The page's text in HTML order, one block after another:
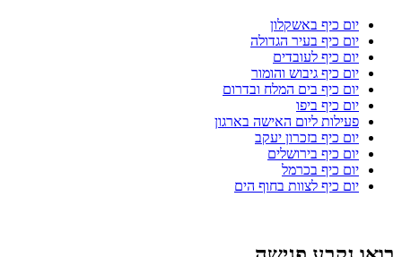
יום כיף באשקלון
יום כיף בעיר הגדולה
יום כיף לעובדים
יום כיף גיבוש והומור
יום כיף בים המלח ובדרום
יום כיף ביפו
פעילות ליום האישה בארגון
יום כיף בזכרון יעקב
יום כיף בירושלים
יום כיף בכרמל
יום כיף לצוות בחוף הים